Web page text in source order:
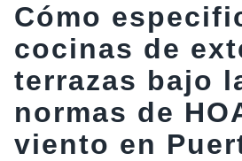
Cómo
cocinas de
terrazas bajo
normas de
viento en